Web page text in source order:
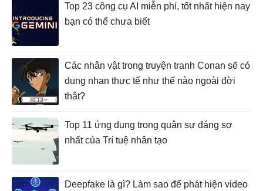
Top 23 công cụ AI miễn phí, tốt nhất hiện nay
bạn có thể chưa biết
Các nhân vật trong truyện tranh Conan sẽ có
dung nhan thực tế như thế nào ngoài đời
thật?
Top 11 ứng dụng trong quân sự đáng sợ
nhất của Trí tuệ nhân tạo
Deepfake là gì? Làm sao để phát hiện video